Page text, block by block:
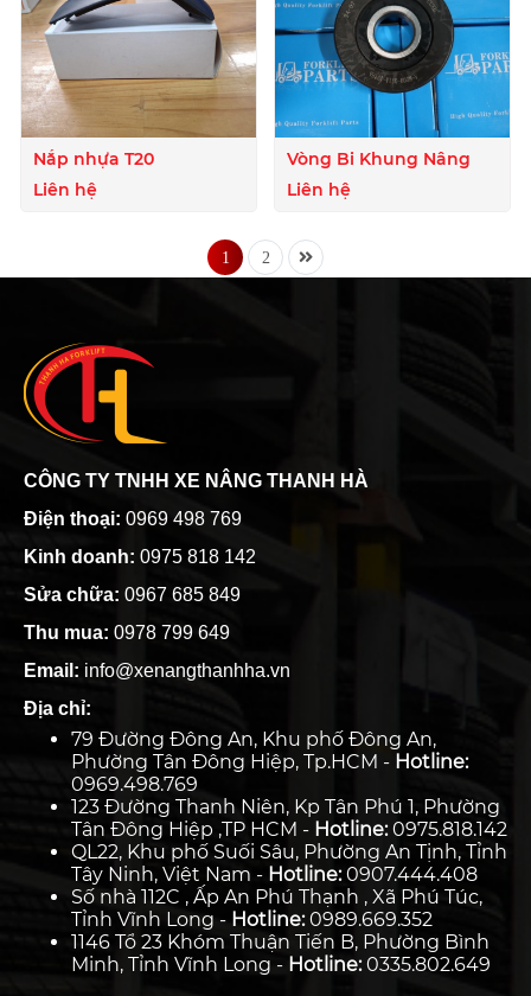
Nắp nhựa T20
Liên hệ
Vòng Bi Khung Nâng
Liên hệ
1 2
CÔNG TY TNHH XE NÂNG THANH HÀ
Điện thoại: 0969 498 769
Kinh doanh: 0975 818 142
Sửa chữa: 0967 685 849
Thu mua: 0978 799 649
Email: info@xenangthanhha.vn
Địa chỉ:
79 Đường Đông An, Khu phố Đông An,
Phường Tân Đông Hiệp, Tp.HCM - Hotline:
0969.498.769
123 Đường Thanh Niên, Kp Tân Phú 1, Phường
Tân Đông Hiệp ,TP HCM - Hotline:0975.818.142
QL22, Khu phố Suối Sâu, Phường An Tịnh, Tỉnh
Tây Ninh, Việt Nam - Hotline:0907.444.408
Số nhà 112C , Ấp An Phú Thạnh , Xã Phú Túc,
Tỉnh Vĩnh Long - Hotline:0989.669.352
1146 Tổ 23 Khóm Thuận Tiến B, Phường Bình
Minh, Tỉnh Vĩnh Long - Hotline:0335.802.649